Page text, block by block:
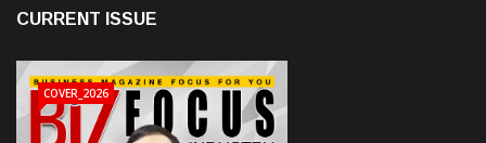
CURRENT ISSUE
COVER_2026